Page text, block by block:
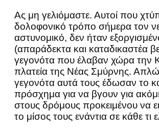
Ας μη γελιόμαστε. Αυτοί που
δολοφονικό τρόπο σήμερα τον
αστυνομικό, δεν ήταν
(απαράδεκτα και καταδικαστέα
γεγονότα που έλαβαν χώρα την
πλατεία της Νέας Σμύρνης.
γεγονότα αυτά τους έδωσαν το
πρόσχημα για να βγουν για
στους δρόμους προκειμένου να
το μίσος τους ενάντια σε κάθε τι